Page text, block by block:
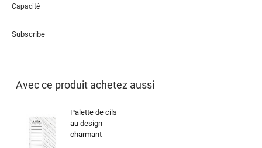
Capacité
Subscribe
Avec ce produit achetez aussi
Palette de cils
au design
charmant